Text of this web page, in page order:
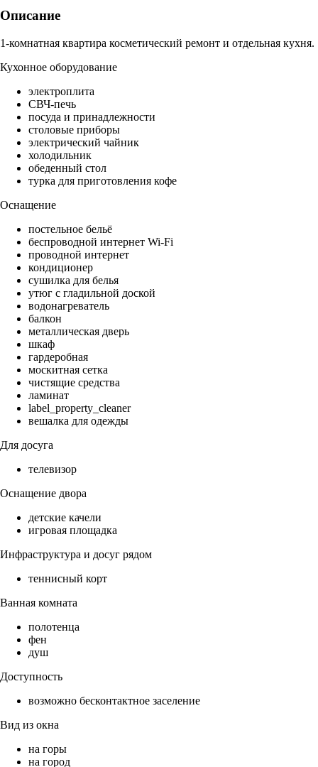
Описание
1-комнатная квартира косметический ремонт и отдельная кухня.
Кухонное оборудование
электроплита
СВЧ-печь
посуда и принадлежности
столовые приборы
электрический чайник
холодильник
обеденный стол
турка для приготовления кофе
Оснащение
постельное бельё
беспроводной интернет Wi-Fi
проводной интернет
кондиционер
сушилка для белья
утюг с гладильной доской
водонагреватель
балкон
металлическая дверь
шкаф
гардеробная
москитная сетка
чистящие средства
ламинат
label_property_cleaner
вешалка для одежды
Для досуга
телевизор
Оснащение двора
детские качели
игровая площадка
Инфраструктура и досуг рядом
теннисный корт
Ванная комната
полотенца
фен
душ
Доступность
возможно бесконтактное заселение
Вид из окна
на горы
на город